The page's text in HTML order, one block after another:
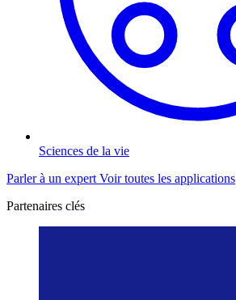
Sciences de la vie
Parler à un expert Voir toutes les applications
Partenaires clés